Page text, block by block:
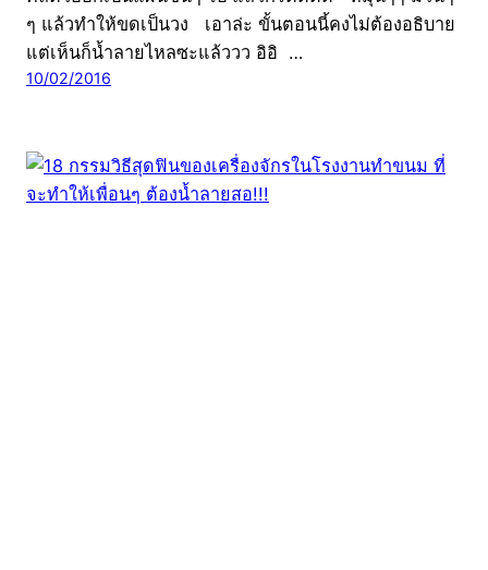
ๆ แล้วทำให้ขดเป็นวง เอาล่ะ ขั้นตอนนี้คงไม่ต้องอธิบาย
แต่เห็นก็น้ำลายไหลซะแล้ววว อิอิ …
10/02/2016